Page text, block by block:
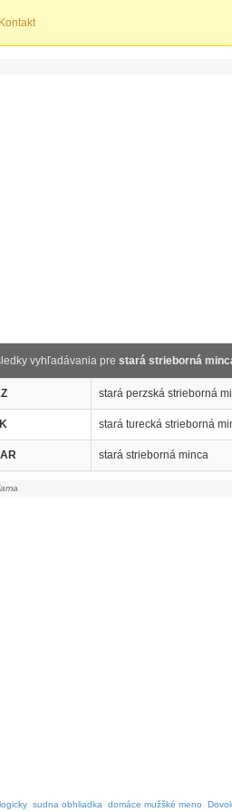
Kontakt
vyhľadávania pre stará strieborná
stará perzská strieborná
stará turecká strieborná
stará strieborná minca
sudna obhliadka domáce mužšké meno